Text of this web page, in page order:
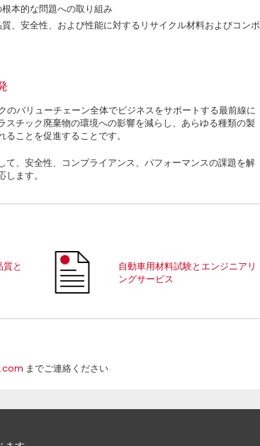
本的な問題への取り組み
、安全性、および性能に対するリサイクル材料およびコンポ
のバリューチェーン全体でビジネスをサポートする最前線に
チック廃棄物の環境への影響を減らし、あらゆる種類の製
ことを促進することです。
、安全性、コンプライアンス、パフォーマンスの課題を解
ます。
と
自動車用材料試験とエンジニアリ
ングサービス
までご連絡ください